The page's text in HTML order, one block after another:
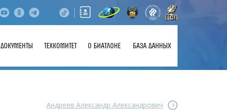
ДОКУМЕНТЫ ТЕХКОМИТЕТ О БИАТЛОНЕ БАЗА ДАННЫХ
Андреев Александр Александрович